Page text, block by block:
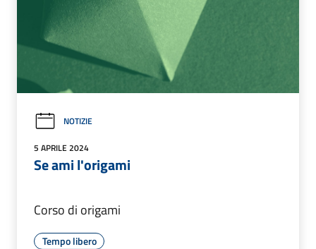
NOTIZIE
5 APRILE 2024
Se ami l'origami
Corso di origami
Tempo libero